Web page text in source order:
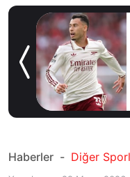
Haberler - Diğer